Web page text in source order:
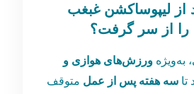
لیپوساکشن غبغب
از سر گرفت؟
به‌ویژهورزش‌های هوازی و
تاسه هفته پس از عمل متوقف